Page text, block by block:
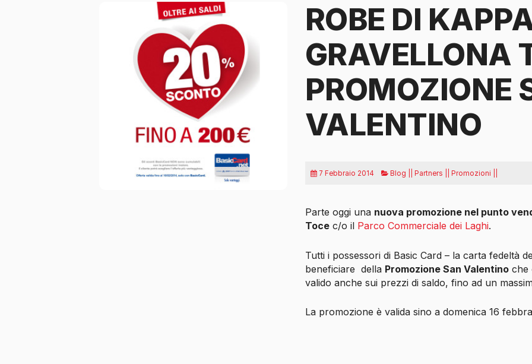
ROBE DI
GRAVELLONA
PROMOZIONE
VALENTINO
7 Febbraio 2014 Blog || Partners || Promozioni ||
Parte oggi una nuova promozione nel punto
Tocec/o il Parco Commerciale dei Laghi.
Tutti i possessori di Basic Card – la carta fedeltà
beneficiare della Promozione San Valentinoche
valido anche sui prezzi di saldo, fino ad un
La promozione è valida sino a domenica 16